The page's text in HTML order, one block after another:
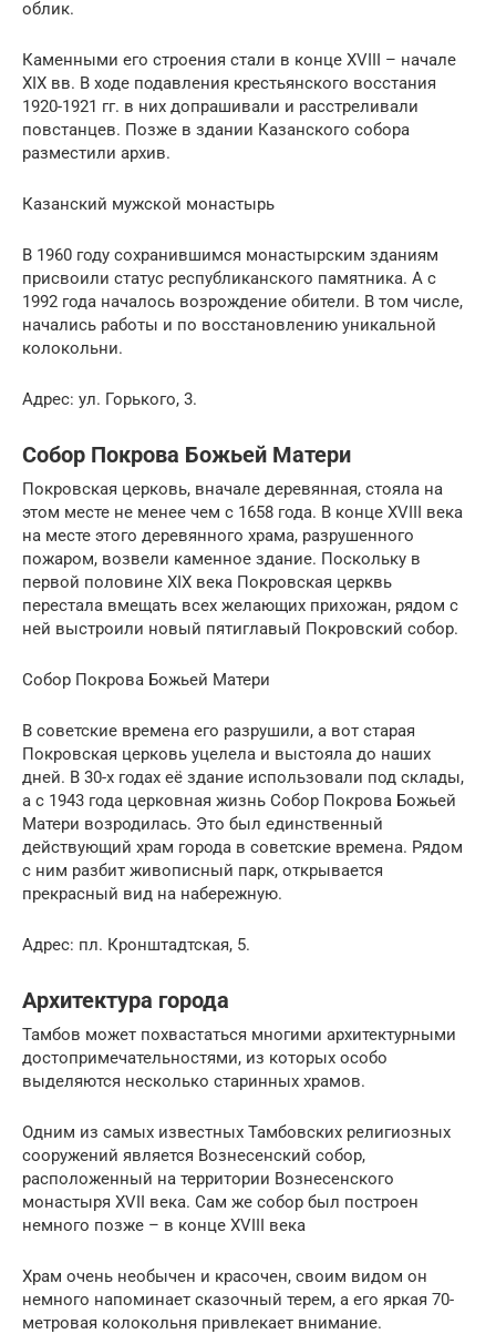
облик.
Каменными его строения стали в конце XVIII – начале
XIX вв. В ходе подавления крестьянского восстания
1920-1921 гг. в них допрашивали и расстреливали
повстанцев. Позже в здании Казанского собора
разместили архив.
Казанский мужской монастырь
В 1960 году сохранившимся монастырским зданиям
присвоили статус республиканского памятника. А с
1992 года началось возрождение обители. В том числе,
начались работы и по восстановлению уникальной
колокольни.
Адрес: ул. Горького, 3.
Собор Покрова Божьей Матери
Покровская церковь, вначале деревянная, стояла на
этом месте не менее чем с 1658 года. В конце XVIII века
на месте этого деревянного храма, разрушенного
пожаром, возвели каменное здание. Поскольку в
первой половине XIX века Покровская церквь
перестала вмещать всех желающих прихожан, рядом с
ней выстроили новый пятиглавый Покровский собор.
Собор Покрова Божьей Матери
В советские времена его разрушили, а вот старая
Покровская церковь уцелела и выстояла до наших
дней. В 30-х годах её здание использовали под склады,
а с 1943 года церковная жизнь Собор Покрова Божьей
Матери возродилась. Это был единственный
действующий храм города в советские времена. Рядом
с ним разбит живописный парк, открывается
прекрасный вид на набережную.
Адрес: пл. Кронштадтская, 5.
Архитектура города
Тамбов может похвастаться многими архитектурными
достопримечательностями, из которых особо
выделяются несколько старинных храмов.
Одним из самых известных Тамбовских религиозных
сооружений является Вознесенский собор,
расположенный на территории Вознесенского
монастыря XVII века. Сам же собор был построен
немного позже – в конце XVIII века
Храм очень необычен и красочен, своим видом он
немного напоминает сказочный терем, а его яркая 70-
метровая колокольня привлекает внимание.